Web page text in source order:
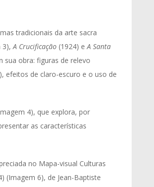
tradicionais da arte sacra
3),A Crucificação (1924) eA Santa
sua obra: figuras de relevo
efeitos de claro-escuro e o uso de
4), que explora, por
as características
no Mapa-visual Culturas
(Imagem 6), de Jean-Baptiste